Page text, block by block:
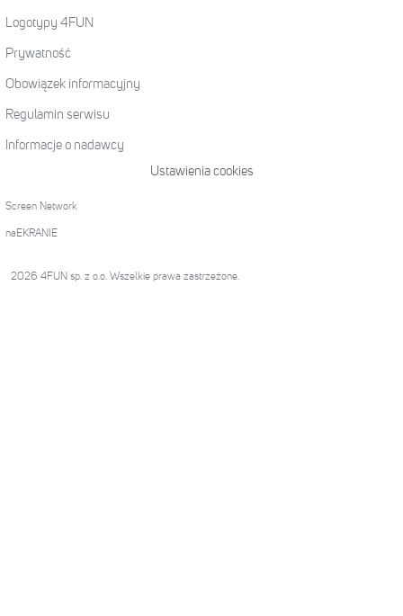
Logotypy 4FUN
Prywatność
Obowiązek informacyjny
Regulamin serwisu
Informacje o nadawcy
Ustawienia cookies
Screen Network
naEKRANIE
2026 4FUN sp. z o.o. Wszelkie prawa zastrzeżone.